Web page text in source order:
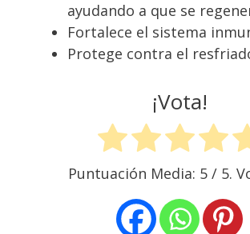
ayudando a que se
Fortalece el sistema
Protege contra el
¡Vota!
Puntuación Media: 5/ 5.